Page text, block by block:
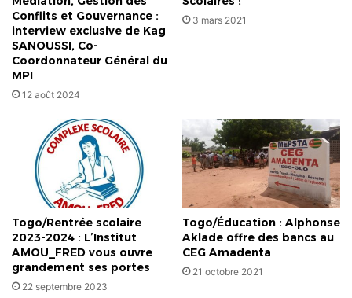
Conflits et Gouvernance :
interview exclusive de Kag
SANOUSSI, Co-
Coordonnateur Général du
MPI
12 août 2024
3 mars 2021
Togo/Rentrée scolaire
2023-2024 : L’Institut
AMOU_FRED vous ouvre
grandement ses portes
22 septembre 2023
Togo/Éducation : Alphonse
Aklade offre des bancs au
CEG Amadenta
21 octobre 2021